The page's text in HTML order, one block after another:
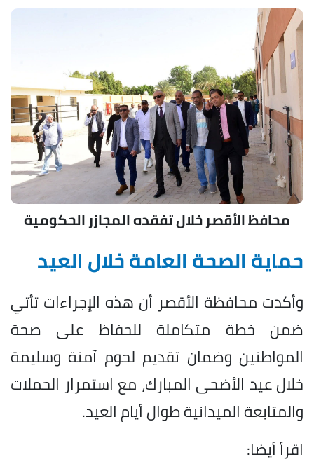
محافظ الأقصر خلال تفقده المجازر الحكومية
حماية الصحة العامة خلال العيد
وأكدت محافظة الأقصر أن هذه الإجراءات تأتي
ضمن خطة متكاملة للحفاظ على صحة
المواطنين وضمان تقديم لحوم آمنة وسليمة
خلال عيد الأضحى المبارك، مع استمرار الحملات
والمتابعة الميدانية طوال أيام العيد.
اقرأ أيضا: